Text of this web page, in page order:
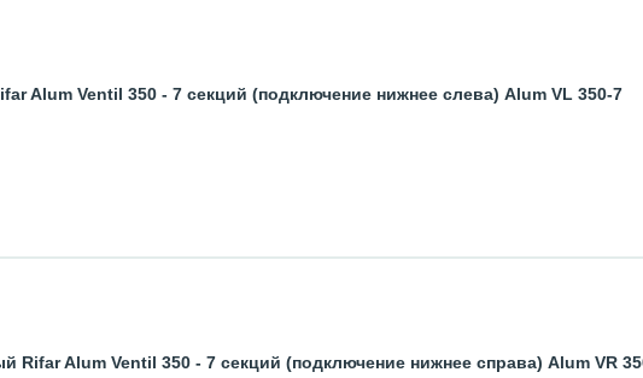
Alum Ventil 350 - 7 секций (подключение нижнее слева) Alum VL 350-7
Alum Ventil 350 - 7 секций (подключение нижнее справа) Alum VR